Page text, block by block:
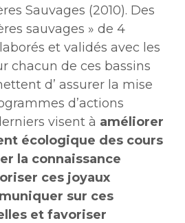
Sauvages (2010). Des
sauvages » de 4
et validés avec les
chacun de ces bassins
d’ assurer la mise
d’actions
visent à améliorer
écologique des cours
la connaissance
ces joyaux
sur ces
et favoriser